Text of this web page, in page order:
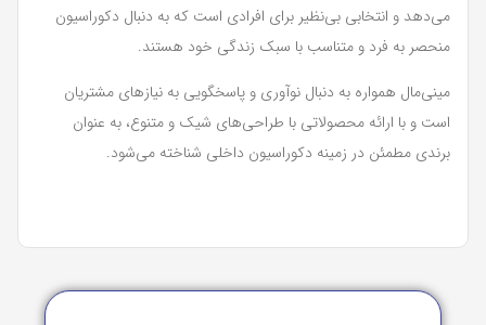
می‌دهد و انتخابی بی‌نظیر برای افرادی است که به دنبال دکوراسیون
منحصر به فرد و متناسب با سبک زندگی خود هستند.
مینی‌مال همواره به دنبال نوآوری و پاسخگویی به نیازهای مشتریان
است و با ارائه محصولاتی با طراحی‌های شیک و متنوع، به عنوان
برندی مطمئن در زمینه دکوراسیون داخلی شناخته می‌شود.